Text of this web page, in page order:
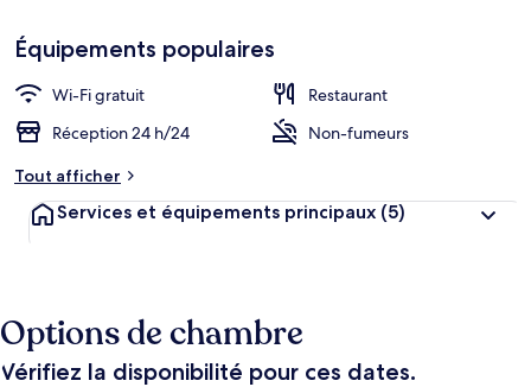
Équipements populaires
Wi-Fi gratuit
Restaurant
Réception 24 h/24
Non-fumeurs
Tout afficher
Services et équipements principaux (5)
Options de chambre
Vérifiez la disponibilité pour ces dates.